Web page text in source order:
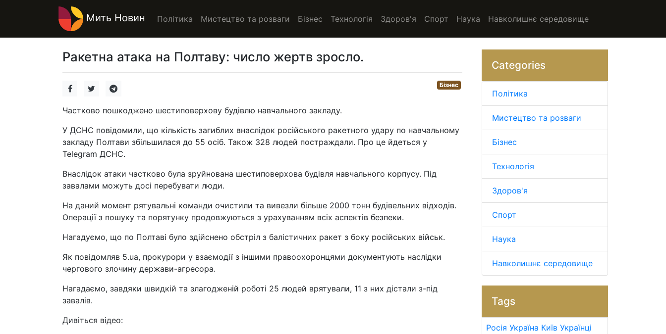
Мить Новин Політика Мистецтво та розваги Бізнес Технологія Здоров'я Спорт Наука Навколишнє середовище
Ракетна атака на Полтаву: число жертв зросло.
Бізнес
Частково пошкоджено шестиповерхову будівлю навчального закладу.
У ДСНС повідомили, що кількість загиблих внаслідок російського ракетного удару по навчальному
закладу Полтави збільшилася до 55 осіб. Також 328 людей постраждали. Про це йдеться у
Telegram ДСНС.
Внаслідок атаки частково була зруйнована шестиповерхова будівля навчального корпусу. Під
завалами можуть досі перебувати люди.
На даний момент рятувальні команди очистили та вивезли більше 2000 тонн будівельних відходів.
Операції з пошуку та порятунку продовжуються з урахуванням всіх аспектів безпеки.
Нагадуємо, що по Полтаві було здійснено обстріл з балістичних ракет з боку російських військ.
Як повідомляв 5.ua, прокурори у взаємодії з іншими правоохоронцями документують наслідки
чергового злочину держави-агресора.
Нагадаємо, завдяки швидкій та злагодженій роботі 25 людей врятували, 11 з них дістали з-під
завалів.
Дивіться відео:
Categories
Політика
Мистецтво та розваги
Бізнес
Технологія
Здоров'я
Спорт
Наука
Навколишнє середовище
Tags
Росія Україна Київ Українці